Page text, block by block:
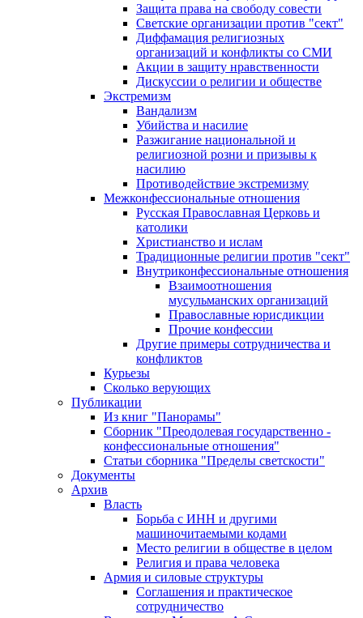
Защита права на свободу совести
Светские организации против "сект"
Диффамация религиозных
организаций и конфликты со СМИ
Акции в защиту нравственности
Дискуссии о религии и обществе
Экстремизм
Вандализм
Убийства и насилие
Разжигание национальной и
религиозной розни и призывы к
насилию
Противодействие экстремизму
Межконфессиональные отношения
Русская Православная Церковь и
католики
Христианство и ислам
Традиционные религии против "сект"
Внутриконфессиональные отношения
Взаимоотношения
мусульманских организаций
Православные юрисдикции
Прочие конфессии
Другие примеры сотрудничества и
конфликтов
Курьезы
Сколько верующих
Публикации
Из книг "Панорамы"
Сборник "Преодолевая государственно -
конфессиональные отношения"
Статьи сборника "Пределы светскости"
Документы
Архив
Власть
Борьба с ИНН и другими
машиночитаемыми кодами
Место религии в обществе в целом
Религия и права человека
Армия и силовые структуры
Соглашения и практическое
сотрудничество